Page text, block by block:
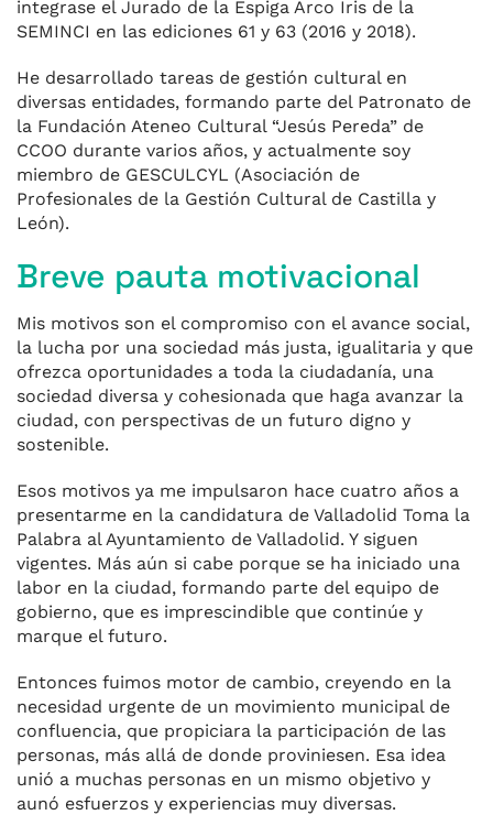
integrase el Jurado de la Espiga Arco Iris de la
SEMINCI en las ediciones 61 y 63 (2016 y 2018).
He desarrollado tareas de gestión cultural en
diversas entidades, formando parte del Patronato de
la Fundación Ateneo Cultural “Jesús Pereda” de
CCOO durante varios años, y actualmente soy
miembro de GESCULCYL (Asociación de
Profesionales de la Gestión Cultural de Castilla y
León).
Breve pauta motivacional
Mis motivos son el compromiso con el avance social,
la lucha por una sociedad más justa, igualitaria y que
ofrezca oportunidades a toda la ciudadanía, una
sociedad diversa y cohesionada que haga avanzar la
ciudad, con perspectivas de un futuro digno y
sostenible.
Esos motivos ya me impulsaron hace cuatro años a
presentarme en la candidatura de Valladolid Toma la
Palabra al Ayuntamiento de Valladolid. Y siguen
vigentes. Más aún si cabe porque se ha iniciado una
labor en la ciudad, formando parte del equipo de
gobierno, que es imprescindible que continúe y
marque el futuro.
Entonces fuimos motor de cambio, creyendo en la
necesidad urgente de un movimiento municipal de
confluencia, que propiciara la participación de las
personas, más allá de donde proviniesen. Esa idea
unió a muchas personas en un mismo objetivo y
aunó esfuerzos y experiencias muy diversas.